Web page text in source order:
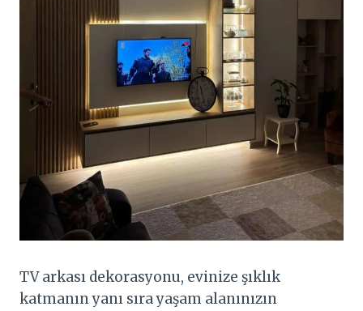
TV arkası dekorasyonu, evinize şıklık
katmanın yanı sıra yaşam alanınızın